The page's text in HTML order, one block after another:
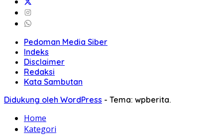
Pedoman Media Siber
Indeks
Disclaimer
Redaksi
Kata Sambutan
Didukung oleh WordPress - Tema: wpberita.
Home
Kategori